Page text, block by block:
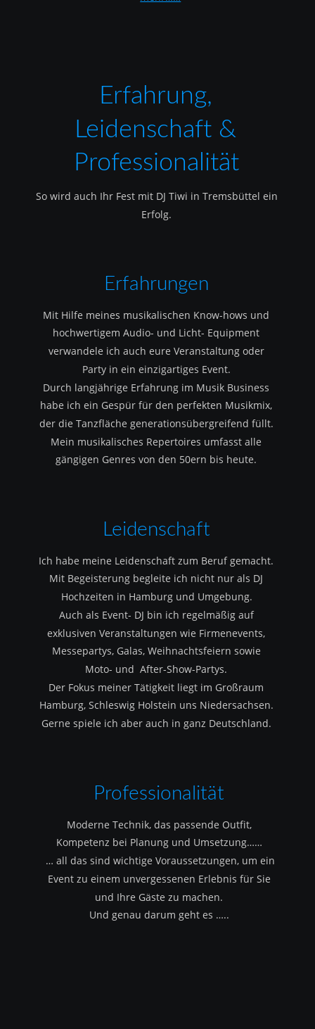
Erfahrung,
Leidenschaft &
Professionalität
So wird auch Ihr Fest mit DJ Tiwi in Tremsbüttel ein
Erfolg.
Erfahrungen
Mit Hilfe meines musikalischen Know-hows und
hochwertigem Audio- und Licht- Equipment
verwandele ich auch eure Veranstaltung oder
Party in ein einzigartiges Event.
Durch langjährige Erfahrung im Musik Business
habe ich ein Gespür für den perfekten Musikmix,
der die Tanzfläche generationsübergreifend füllt.
Mein musikalisches Repertoires umfasst alle
gängigen Genres von den 50ern bis heute.
Leidenschaft
Ich habe meine Leidenschaft zum Beruf gemacht.
Mit Begeisterung begleite ich nicht nur als DJ
Hochzeiten in Hamburg und Umgebung.
Auch als Event- DJ bin ich regelmäßig auf
exklusiven Veranstaltungen wie Firmenevents,
Messepartys, Galas, Weihnachtsfeiern sowie
Moto- und  After-Show-Partys.
Der Fokus meiner Tätigkeit liegt im Großraum
Hamburg, Schleswig Holstein uns Niedersachsen.
Gerne spiele ich aber auch in ganz Deutschland.
Professionalität
Moderne Technik, das passende Outfit,
Kompetenz bei Planung und Umsetzung……
… all das sind wichtige Voraussetzungen, um ein
Event zu einem unvergessenen Erlebnis für Sie
und Ihre Gäste zu machen.
Und genau darum geht es …..